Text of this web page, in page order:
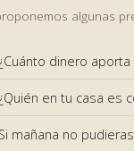
algunas
dinero
en tu casa es
Si mañana no